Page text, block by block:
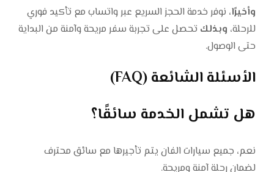
وأخيرًا، نوفر خدمة الحجز السريع عبر واتساب مع تأكيد فوري
للرحلة، وبذلك تحصل على تجربة سفر مريحة وآمنة من البداية
حتى الوصول.
الأسئلة الشائعة (FAQ)
هل تشمل الخدمة سائقًا؟
نعم، جميع سيارات الفان يتم تأجيرها مع سائق محترف
لضمان رحلة آمنة ومريحة.